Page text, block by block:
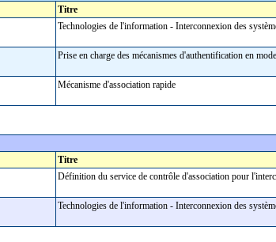
Titre
Technologies de l'information - Interconnexion des
Prise en charge des mécanismes d'authentification en
Mécanisme d'association rapide
Titre
Définition du service de contrôle d'association pour
Technologies de l'information - Interconnexion des